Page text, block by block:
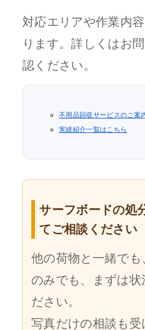
対応エリアや作業内
ります。詳しくはお
認ください。
不用品回収サービスのご案
実績紹介一覧はこちら
サーフボードの処
てご相談ください
他の荷物と一緒でも
のみでも、まずは状
ださい。
写真だけの相談も受